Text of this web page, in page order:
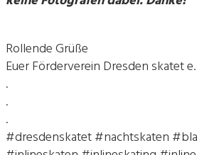
Rollende Grüße
Euer Förderverein Dresden skatet
.
.
.
#dresdenskatet #nachtskaten